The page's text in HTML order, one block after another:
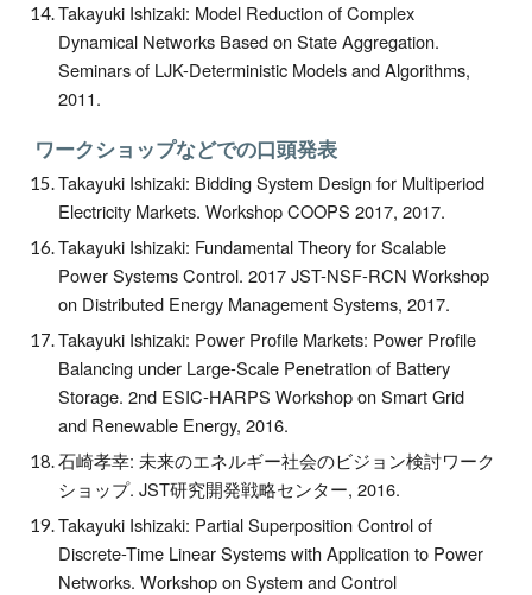
Takayuki Ishizaki: Model Reduction of Complex
Dynamical Networks Based on State Aggregation.
Seminars of LJK-Deterministic Models and Algorithms,
2011.
ワークショップなどでの口頭発表
Takayuki Ishizaki: Bidding System Design for Multiperiod
Electricity Markets. Workshop COOPS 2017, 2017.
Takayuki Ishizaki: Fundamental Theory for Scalable
Power Systems Control. 2017 JST-NSF-RCN Workshop
on Distributed Energy Management Systems, 2017.
Takayuki Ishizaki: Power Profile Markets: Power Profile
Balancing under Large-Scale Penetration of Battery
Storage. 2nd ESIC-HARPS Workshop on Smart Grid
and Renewable Energy, 2016.
石崎孝幸: 未来のエネルギー社会のビジョン検討ワーク
ショップ. JST研究開発戦略センター, 2016.
Takayuki Ishizaki: Partial Superposition Control of
Discrete-Time Linear Systems with Application to Power
Networks. Workshop on System and Control